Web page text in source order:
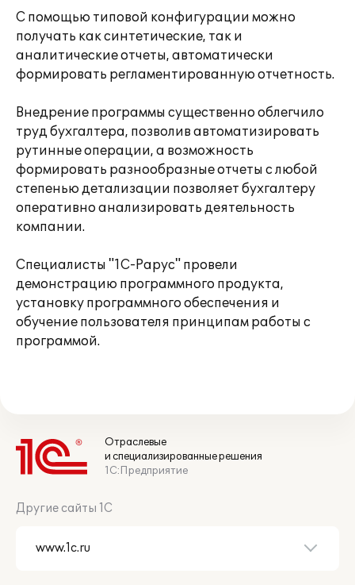
С помощью типовой конфигурации можно
получать как синтетические, так и
аналитические отчеты, автоматически
формировать регламентированную отчетность.
Внедрение программы существенно облегчило
труд бухгалтера, позволив автоматизировать
рутинные операции, а возможность
формировать разнообразные отчеты с любой
степенью детализации позволяет бухгалтеру
оперативно анализировать деятельность
компании.
Специалисты "1С-Рарус" провели
демонстрацию программного продукта,
установку программного обеспечения и
обучение пользователя принципам работы с
программой.
Отраслевые
и специализированные решения
1С:Предприятие
Другие сайты 1С